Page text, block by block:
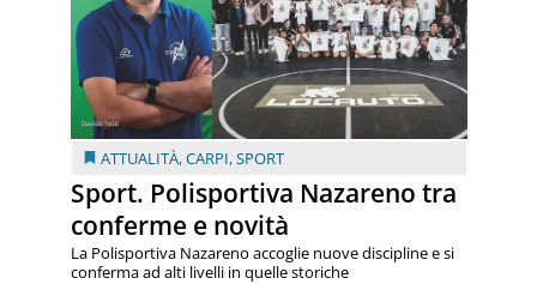
ATTUALITÀ,CARPI,SPORT
Sport. Polisportiva Nazareno tra
conferme e novità
La Polisportiva Nazareno accoglie nuove discipline e si
conferma ad alti livelli in quelle storiche